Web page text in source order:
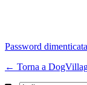
Password
← Torna a